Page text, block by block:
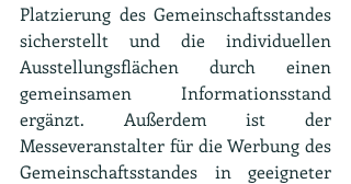
Platzierung des Gemeinschaftsstandes
sicherstellt und die individuellen
Ausstellungsflächen durch einen
gemeinsamen Informationsstand
ergänzt. Außerdem ist der
Messeveranstalter für die Werbung des
Gemeinschaftsstandes in geeigneter